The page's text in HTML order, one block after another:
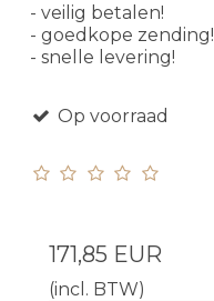
- veilig betalen!
- goedkope zending!
- snelle levering!
Op voorraad
171,85 EUR
(incl. BTW)